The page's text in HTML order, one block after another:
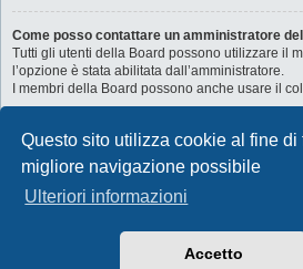
Questo sito utilizza cookie al fine di
migliore navigazione possibile
Ulteriori informazioni
Accetto
Come posso contattare un amministratore
Tutti gli utenti della Board possono utilizzare il
l’opzione è stata abilitata dall’amministratore.
I membri della Board possono anche usare il
Indice
GTA
phpBB® Forum Software